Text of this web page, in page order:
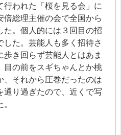
行われた「桜を見る会」に
総理主催の会で全国から
た。個人的には３回目の招
た。芸能人も多く招待さ
き回らず芸能人とはあま
目の前をスギちゃんとか桃
、それから圧巻だったのは
通り過ぎたので、近くで写